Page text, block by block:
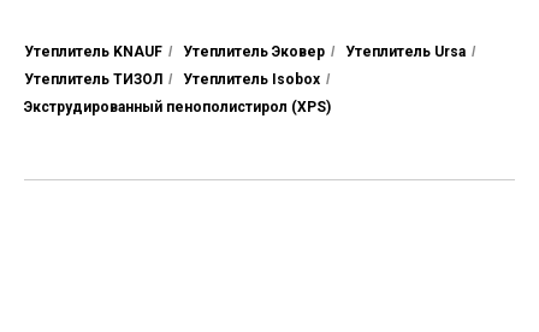
Утеплитель KNAUF / Утеплитель Эковер / Утеплитель Ursa /
Утеплитель ТИЗОЛ / Утеплитель Isobox /
Экструдированный пенополистирол (XPS)